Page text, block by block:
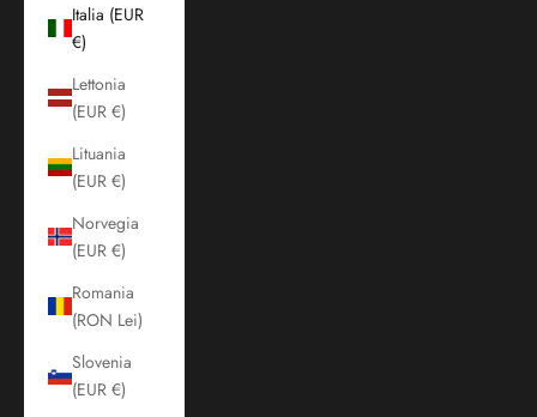
Italia (EUR
€)
Lettonia
(EUR €)
Lituania
(EUR €)
Norvegia
(EUR €)
Romania
(RON Lei)
Slovenia
(EUR €)